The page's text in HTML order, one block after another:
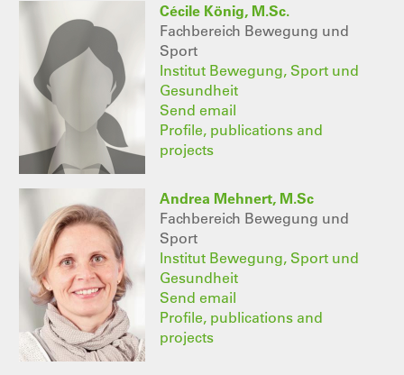
Cécile König, M.Sc.
Fachbereich Bewegung und
Sport
Institut Bewegung, Sport und
Gesundheit
Send email
Profile, publications and
projects
Andrea Mehnert, M.Sc
Fachbereich Bewegung und
Sport
Institut Bewegung, Sport und
Gesundheit
Send email
Profile, publications and
projects